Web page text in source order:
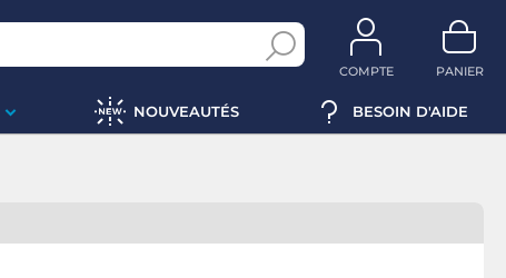
COMPTE PANIER
NOUVEAUTÉS BESOIN D'AIDE